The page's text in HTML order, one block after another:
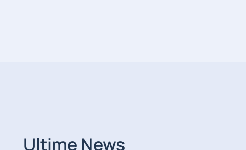
Ultime News